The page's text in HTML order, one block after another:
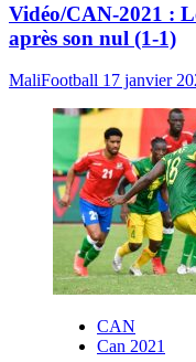
Vidéo/CAN-2021 :
après son nul (1-1)
MaliFootball 17 janvier
CAN
Can 2021